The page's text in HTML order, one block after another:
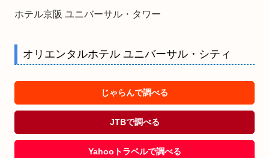
ホテル京阪 ユニバーサル・タワー
オリエンタルホテル ユニバーサル・シティ
じゃらんで調べる
JTBで調べる
Yahooトラベルで調べる